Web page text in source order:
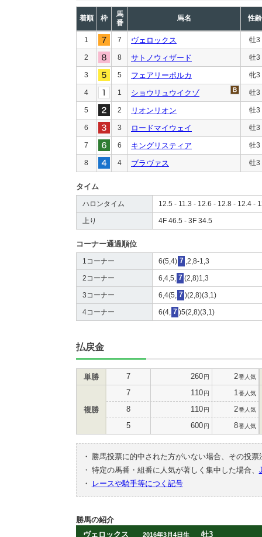
着順 枠
馬
番
馬名 性齢
1 7 ヴェロックス 牡3
2 8 サトノウィザード 牡3
3 5 フェアリーポルカ 牝3
4 1 ショウリュウイクゾ 牡3
5 2 リオンリオン 牡3
6 3 ロードマイウェイ 牡3
7 6 キングリスティア 牡3
8 4 ブラヴァス 牡3
タイム
ハロンタイム 12.5 - 11.3 - 12.6 - 12.8 - 12.4 -
上り 4F 46.5 - 3F 34.5
コーナー通過順位
1コーナー 6(5,4) 7 ,2,8-1,3
2コーナー 6,4,5, 7 (2,8)1,3
3コーナー 6,4(5, 7 )(2,8)(3,1)
4コーナー 6(4, 7 )5(2,8)(3,1)
払戻金
単勝 7 260円 2番人気
複勝
7 110円 1 番人気
8 110円 2番人気
5 600円 8番人気
・
勝馬投票に的中された方がいない場合、その投
・ 特定の馬番・組番に人気が著しく集中した場合、
・
レースや騎手等につく記号
勝馬の紹介
ヴェロックス
2016年3月4日生 牡3